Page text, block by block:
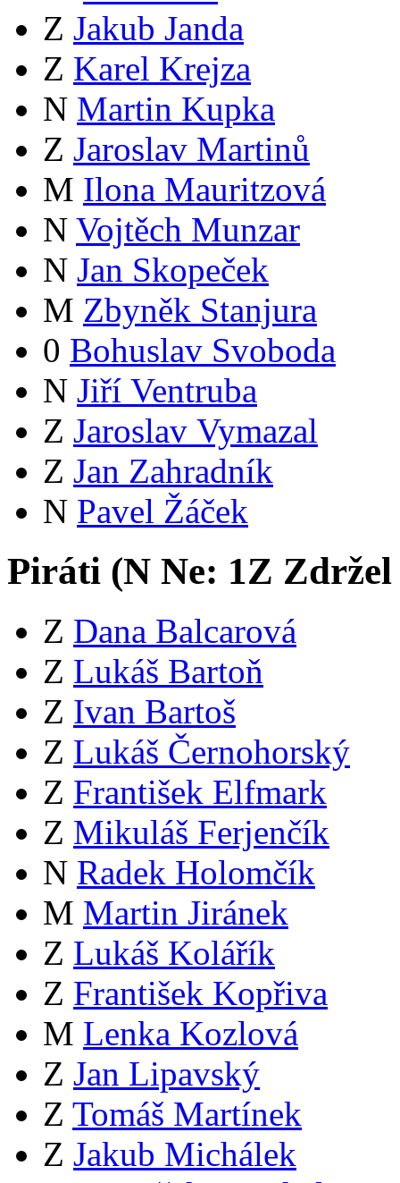
Z Jakub Janda
Z Karel Krejza
N Martin Kupka
Z Jaroslav Martinů
M Ilona Mauritzová
N Vojtěch Munzar
N Jan Skopeček
M Zbyněk Stanjura
0 Bohuslav Svoboda
N Jiří Ventruba
Z Jaroslav Vymazal
Z Jan Zahradník
N Pavel Žáček
Piráti (N Ne: 1Z
Z Dana Balcarová
Z Lukáš Bartoň
Z Ivan Bartoš
Z Lukáš Černohorský
Z František Elfmark
Z Mikuláš Ferjenčík
N Radek Holomčík
M Martin Jiránek
Z Lukáš Kolářík
Z František Kopřiva
M Lenka Kozlová
Z Jan Lipavský
Z Tomáš Martínek
Z Jakub Michálek